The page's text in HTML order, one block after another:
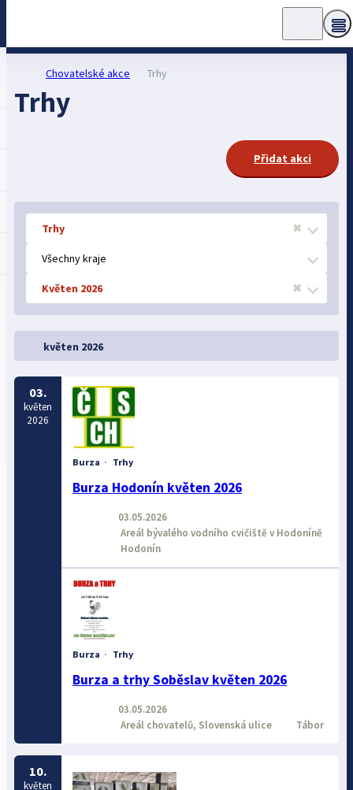
Chovatelské akce Trhy
Trhy
Přidat akci
Trhy ✖
Všechny kraje
Květen 2026 ✖
květen 2026
03.
květen
2026
Burza · Trhy
Burza Hodonín květen 2026
03.05.2026
Areál bývalého vodního cvičiště v Hodoníně
Hodonín
Burza · Trhy
Burza a trhy Soběslav květen 2026
03.05.2026
Areál chovatelů, Slovenská ulice
Tábor
10.
květen